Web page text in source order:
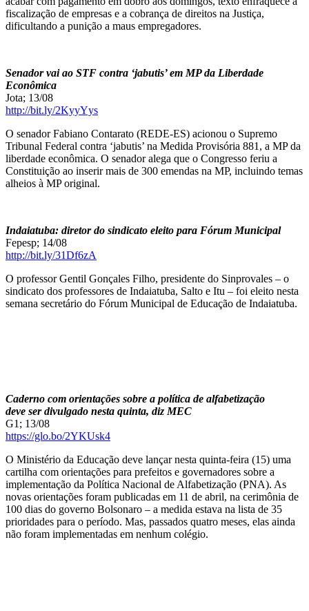
fiscalização de empresas e a cobrança de direitos na Justiça,
dificultando a punição a maus empregadores.
Senador vai ao STF contra ‘jabutis’ em MP da Liberdade
Econômica
Jota; 13/08
http://bit.ly/2KyyYys
O senador Fabiano Contarato (REDE-ES) acionou o Supremo
Tribunal Federal contra ‘jabutis’ na Medida Provisória 881, a MP da
liberdade econômica. O senador alega que o Congresso feriu a
Constituição ao inserir mais de 300 emendas na MP, incluindo temas
alheios à MP original.
Indaiatuba: diretor do sindicato eleito para Fórum Municipal
Fepesp; 14/08
http://bit.ly/31Df6zA
O professor Gentil Gonçales Filho, presidente do Sinprovales – o
sindicato dos professores de Indaiatuba, Salto e Itu – foi eleito nesta
semana secretário do Fórum Municipal de Educação de Indaiatuba.
Caderno com orientações sobre a política de alfabetização
deve ser divulgado nesta quinta, diz MEC
G1; 13/08
https://glo.bo/2YKUsk4
O Ministério da Educação deve lançar nesta quinta-feira (15) uma
cartilha com orientações para prefeitos e governadores sobre a
implementação da Política Nacional de Alfabetização (PNA). As
novas orientações foram publicadas em 11 de abril, na cerimônia de
100 dias do governo Bolsonaro – a medida estava na lista de 35
prioridades para o período. Mas, passados quatro meses, elas ainda
não foram implementadas em nenhum colégio.